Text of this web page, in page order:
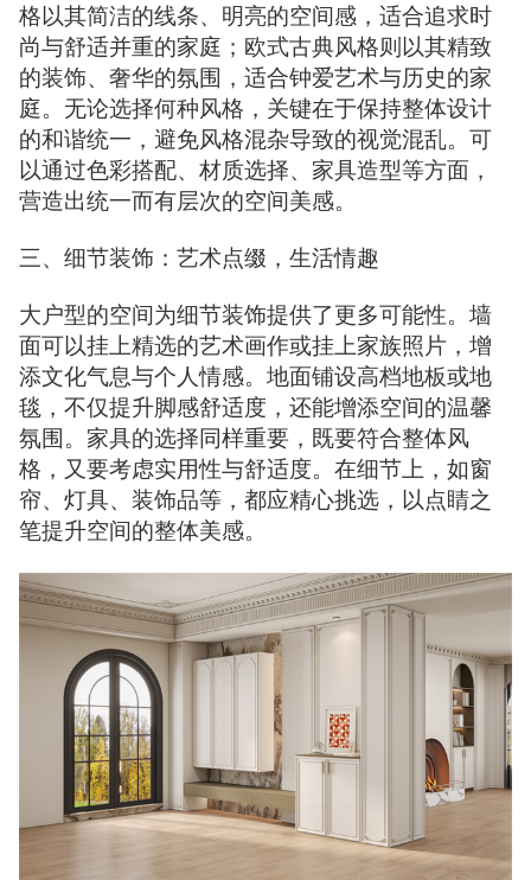
格以其简洁的线条、明亮的空间感，适合追求时
尚与舒适并重的家庭；欧式古典风格则以其精致
的装饰、奢华的氛围，适合钟爱艺术与历史的家
庭。无论选择何种风格，关键在于保持整体设计
的和谐统一，避免风格混杂导致的视觉混乱。可
以通过色彩搭配、材质选择、家具造型等方面，
营造出统一而有层次的空间美感。
三、细节装饰：艺术点缀，生活情趣
大户型的空间为细节装饰提供了更多可能性。墙
面可以挂上精选的艺术画作或挂上家族照片，增
添文化气息与个人情感。地面铺设高档地板或地
毯，不仅提升脚感舒适度，还能增添空间的温馨
氛围。家具的选择同样重要，既要符合整体风
格，又要考虑实用性与舒适度。在细节上，如窗
帘、灯具、装饰品等，都应精心挑选，以点睛之
笔提升空间的整体美感。